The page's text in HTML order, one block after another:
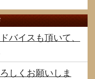
バイスも頂いて、
しくお願いしま